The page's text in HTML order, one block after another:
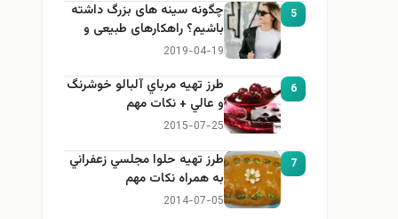
5
چگونه سینه های بزرگ داشته
باشیم؟ راهکارهای طبیعی و
خانگی برای بزرگ کردن سینه
2019-04-19
6
طرز تهيه مرباي آلبالو خوشرنگ
و عالي + نكات مهم
2015-07-25
7
طرز تهيه حلوا مجلسي زعفراني
به همراه نكات مهم
2014-07-05